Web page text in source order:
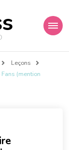
Leçons
(mention